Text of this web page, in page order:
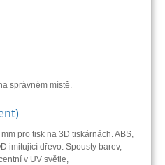
správném místě.
pro tisk na 3D tiskárnách. ABS,
imitující dřevo. Spousty barev,
v UV světle,